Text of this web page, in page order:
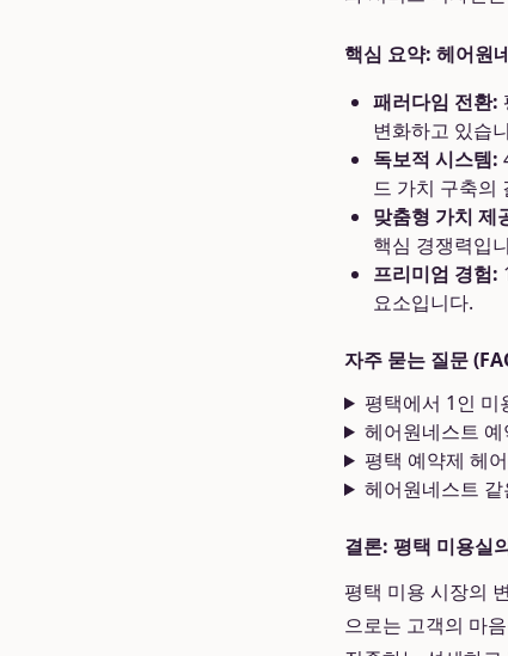
핵심 요약: 헤어원
패러다임 전환:
변화하고 있습
독보적 시스템:
드 가치 구축의
맞춤형 가치 제
핵심 경쟁력입
프리미엄 경험:
요소입니다.
자주 묻는 질문
평택에서 1인 미
헤어원네스트
평택 예약제 헤
헤어원네스트
결론: 평택 미용실
평택 미용 시장의
으로는 고객의 마